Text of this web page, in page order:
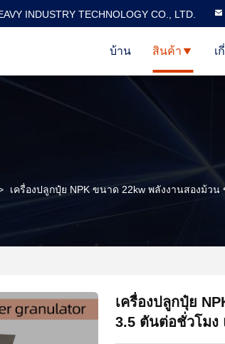
INDUSTRY TECHNOLOGY CO., LTD.
บ้าน สินค้า เ
เครื่องปลูกปุ๋ย NPK ขนาด 22kw พลังงานสองม้ว
เครื่องปลูกปุ๋ย
3.5 ตันต่อชั่วโมง